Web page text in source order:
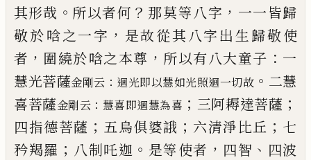
其形哉 。 所以者何 ？ 那莫等八字 ， 一一皆歸
敬於唅之一字 ， 是故從其八字出生歸敬使
者 ， 圍繞於唅之本尊 ， 所以有八大童子 ： 一
慧光菩薩金剛云 ： 迴光即以慧如光照迴一切故 。 二慧
喜菩薩金剛云 ： 慧喜即迴慧為喜 ； 三阿耨達菩薩 ；
四指德菩薩 ； 五烏俱婆誐 ； 六清淨比丘 ； 七
矜羯羅 ； 八制吒迦 。 是等使者 ， 四智 、 四波